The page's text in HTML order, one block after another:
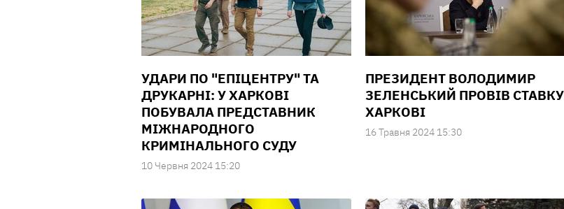
УДАРИ ПО "ЕПІЦЕНТРУ" ТА
ДРУКАРНІ: У ХАРКОВІ
ПОБУВАЛА ПРЕДСТАВНИК
МІЖНАРОДНОГО
КРИМІНАЛЬНОГО СУДУ
10 Червня 2024 15:20
ПРЕЗИДЕНТ ВОЛОДИМИР
ЗЕЛЕНСЬКИЙ ПРОВІВ
ХАРКОВІ
16 Травня 2024 15:30